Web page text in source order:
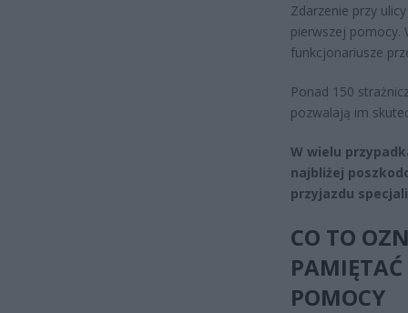
Zdarzenie przy
pierwszej pomocy.
funkcjonariusze
Ponad 150
pozwalają im
W wielu
najbliżej
przyjazdu
CO TO
PAMIĘTAĆ
POMOCY